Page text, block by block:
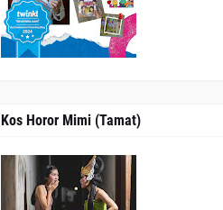
Kos Horor Mimi (Tamat)